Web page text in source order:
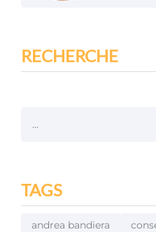
RECHERCHE
TAGS
andrea bandiera